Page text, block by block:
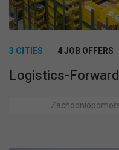
3 CITIES 4 JOB OFFERS
Logistics-